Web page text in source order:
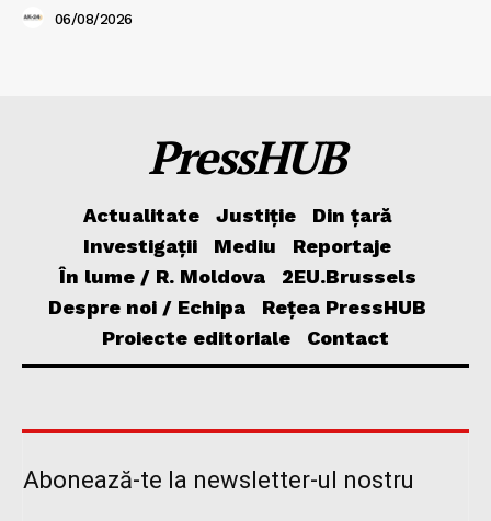
06/08/2026
PressHUB
Actualitate Justiție
Din țară
Investigații
Mediu
Reportaje
În lume / R. Moldova
2EU.Brussels
Despre noi / Echipa
Rețea PressHUB
Proiecte editoriale
Contact
Abonează-te la newsletter-ul nostru